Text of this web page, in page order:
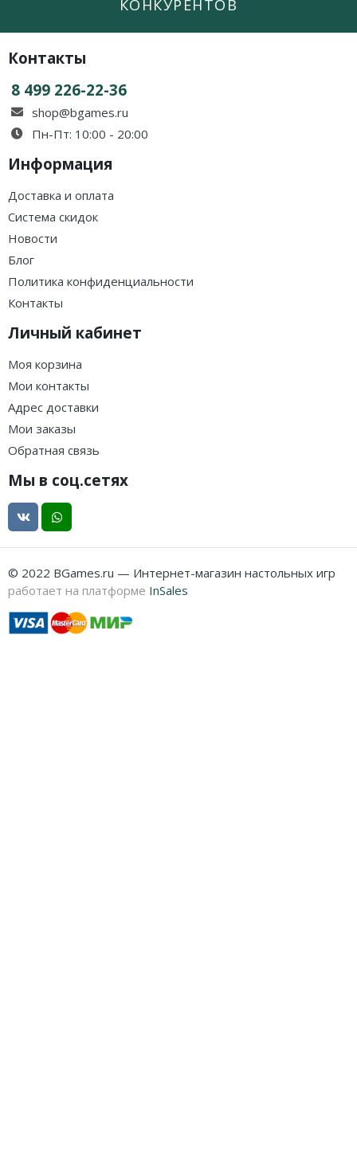
КОНКУРЕНТОВ
Контакты
8 499 226-22-36
shop@bgames.ru
Пн-Пт: 10:00 - 20:00
Информация
Доставка и оплата
Система скидок
Новости
Блог
Политика конфиденциальности
Контакты
Личный кабинет
Моя корзина
Мои контакты
Адрес доставки
Мои заказы
Обратная связь
Мы в соц.сетях
© 2022 BGames.ru — Интернет-магазин настольных игр
работает на платформе InSales